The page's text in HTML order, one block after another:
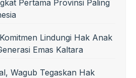
Pertama Provinsi Paling
Lindungi Hak Anak
Emas Kaltara
Wagub Tegaskan Hak